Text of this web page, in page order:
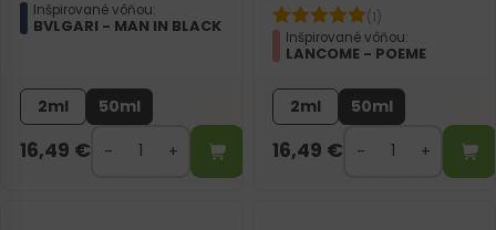
Inšpirované vôňou:
BVLGARI - MAN IN BLACK
2ml 50ml
16,49 €
(1)
Inšpirované vôňou:
LANCOME - POEME
2ml 50ml
16,49 €